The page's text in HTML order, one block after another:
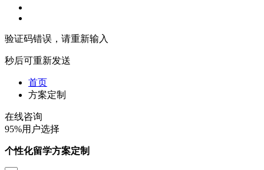
验证码错误，请重新输入
秒后可重新发送
首页
方案定制
在线咨询
95%用户选择
个性化留学方案定制